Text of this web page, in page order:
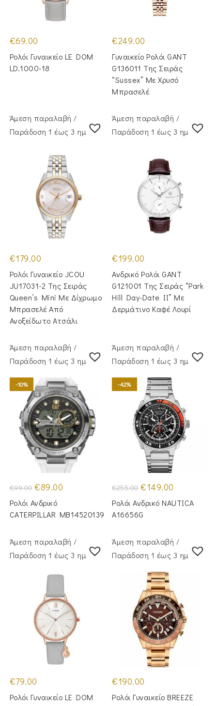
€69.00
Ρολόι Γυναικείο LE DOM
LD.1000-18
€249.00
Γυναικείο Ρολόι GANT
G136011 Της Σειράς
“Sussex” Με Χρυσό
Μπρασελέ
Άμεση παραλαβή /
Παράδoση 1 έως 3 ημέρες
€179.00
Ρολόι Γυναικείο JCOU
JU17031-2 Της Σειράς
Queen’s Mini Με Δίχρωμο
Μπρασελέ Από
Ανοξείδωτο Ατσάλι
Άμεση παραλαβή /
Παράδoση 1 έως 3 ημέρες
€199.00
Ανδρικό Ρολόι GANT
G121001 Της Σειράς “Park
Hill Day-Date II” Με
Δερμάτινο Καφέ Λουρί
Άμεση παραλαβή /
Παράδoση 1 έως 3 ημέρες
-10%
€99.00 Original
price
was:
€99.00.
€89.00
€89.00.
Ρολόι Ανδρικό
CATERPILLAR MB14520139
Άμεση παραλαβή /
Παράδoση 1 έως 3 ημέρες
-42%
€255.00 Original
price
was:
€255.00.
€149.00
τιμή
είναι:
Ρολόι Ανδρικό NAUTICA
A16656G
Άμεση παραλαβή /
Παράδoση 1 έως 3 ημέρες
€79.00
Ρολόι Γυναικείο LE DOM
Άμεση παραλαβή /
Παράδoση 1 έως 3 ημέρες
€190.00
Ρολόι Γυναικείο BREEZE